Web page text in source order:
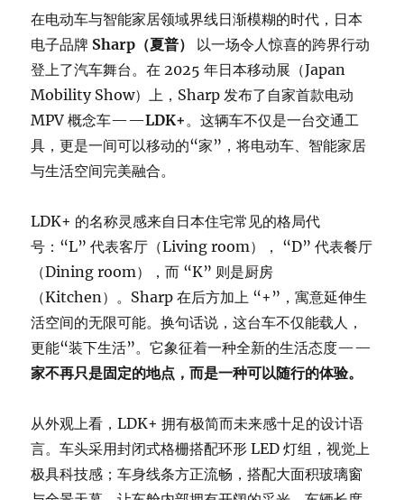
在电动车与智能家居领域界线日渐模糊的时代，日本
电子品牌 Sharp（夏普）
以一场令人惊喜的跨界行动
登上了汽车舞台。在 2025 年日本移动展（Japan
Mobility Show）上，Sharp 发布了自家首款电动
MPV 概念车——LDK+。这辆车不仅是一台交通工
具，更是一间可以移动的“家”，将电动车、智能家居
与生活空间完美融合。
LDK+ 的名称灵感来自日本住宅常见的格局代
号：“L” 代表客厅（Living room）， “D” 代表餐厅
（Dining room），而 “K” 则是厨房
（Kitchen）。Sharp 在后方加上 “+”，寓意延伸生
活空间的无限可能。换句话说，这台车不仅能载人，
更能“装下生活”。它象征着一种全新的生活态度——
家不再只是固定的地点，而是一种可以随行的体验。
从外观上看，LDK+ 拥有极简而未来感十足的设计语
言。车头采用封闭式格栅搭配环形 LED 灯组，视觉上
极具科技感；车身线条方正流畅，搭配大面积玻璃窗